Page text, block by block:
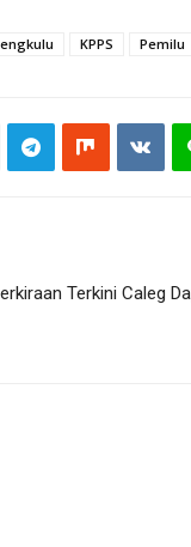
KPPS Pemilu
Terkini Caleg